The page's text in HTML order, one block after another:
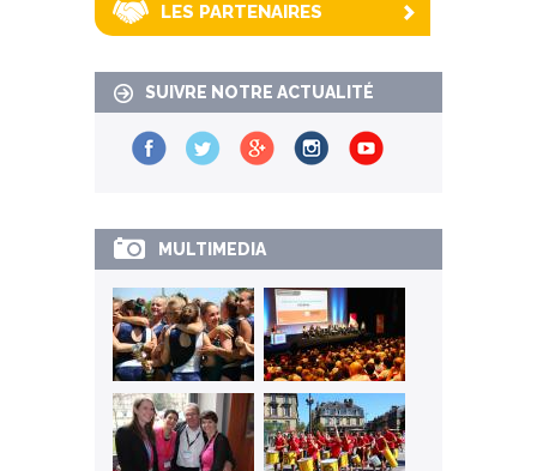
LES PARTENAIRES
SUIVRE NOTRE ACTUALITÉ
MULTIMEDIA